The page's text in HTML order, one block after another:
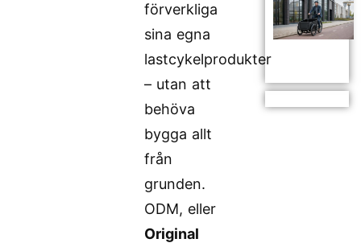
förverkliga
sina egna
lastcykelprodukter
– utan att
behöva
bygga allt
från
grunden.
ODM, eller
Original